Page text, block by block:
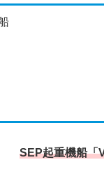
SEP起重機船「